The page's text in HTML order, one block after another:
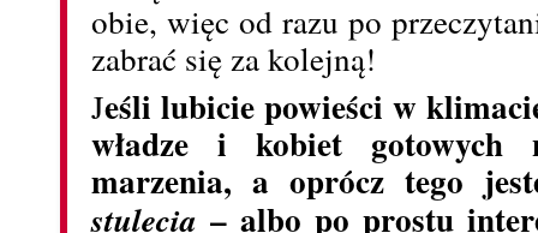
obie, więc od razu po
zabrać się za kolejną!
Jeśli lubicie powieści w
władze i kobiet gotowych
marzenia, a oprócz tego
stulecia – albo po prostu